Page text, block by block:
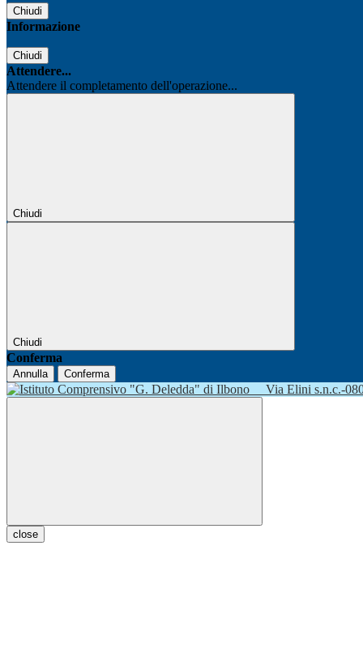
Chiudi
Informazione
Chiudi
Attendere...
Attendere il completamento dell'operazione...
Chiudi
Chiudi
Conferma
Annulla Conferma
Via Elini s.n.c.-
close